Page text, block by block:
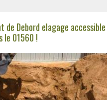
de Debord elagage accessible
le 01560 !